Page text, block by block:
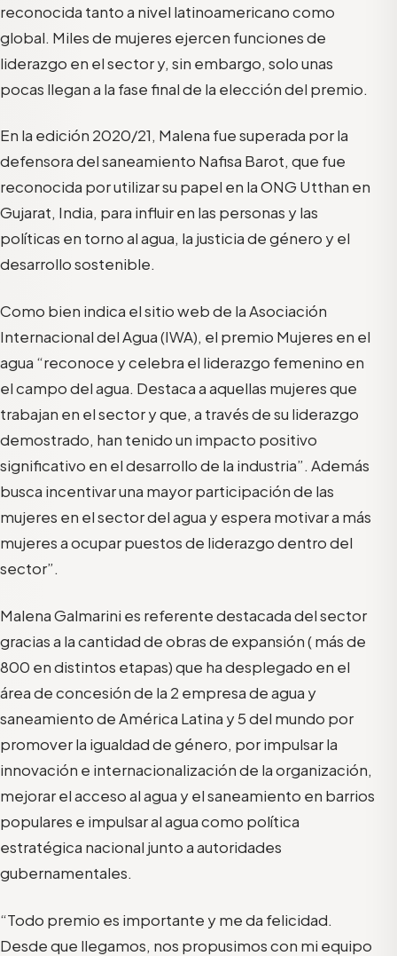
reconocida tanto a nivel latinoamericano como
global. Miles de mujeres ejercen funciones de
liderazgo en el sector y, sin embargo, solo unas
pocas llegan a la fase final de la elección del premio.
En la edición 2020/21, Malena fue superada por la
defensora del saneamiento Nafisa Barot, que fue
reconocida por utilizar su papel en la ONG Utthan en
Gujarat, India, para influir en las personas y las
políticas en torno al agua, la justicia de género y el
desarrollo sostenible.
Como bien indica el sitio web de la Asociación
Internacional del Agua (IWA), el premio Mujeres en el
agua “reconoce y celebra el liderazgo femenino en
el campo del agua. Destaca a aquellas mujeres que
trabajan en el sector y que, a través de su liderazgo
demostrado, han tenido un impacto positivo
significativo en el desarrollo de la industria”. Además
busca incentivar una mayor participación de las
mujeres en el sector del agua y espera motivar a más
mujeres a ocupar puestos de liderazgo dentro del
sector”.
Malena Galmarini es referente destacada del sector
gracias a la cantidad de obras de expansión ( más de
800 en distintos etapas) que ha desplegado en el
área de concesión de la 2 empresa de agua y
saneamiento de América Latina y 5 del mundo por
promover la igualdad de género, por impulsar la
innovación e internacionalización de la organización,
mejorar el acceso al agua y el saneamiento en barrios
populares e impulsar al agua como política
estratégica nacional junto a autoridades
gubernamentales.
“Todo premio es importante y me da felicidad.
Desde que llegamos, nos propusimos con mi equipo